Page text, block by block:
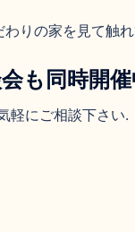
りの家を見て触れ
会も同時開催
軽にご相談下さい.